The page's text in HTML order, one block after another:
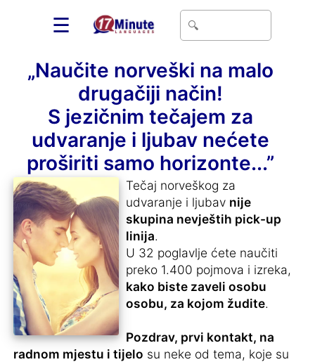
☰
„Naučite norveški na malo
drugačiji način!
S jezičnim tečajem za
udvaranje i ljubav nećete
proširiti samo horizonte...”
Tečaj norveškog za
udvaranje i ljubav nije
skupina nevještih pick-up
linija.
U 32 poglavlje ćete naučiti
preko 1.400 pojmova i izreka,
kako biste zaveli osobu
osobu, za kojom žudite.
Pozdrav, prvi kontakt, na
radnom mjestu i tijelo su neke od tema, koje su